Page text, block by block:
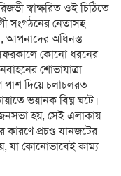
স্বাক্ষরিত ওই চিঠিতে
সংগঠনের নেতাসহ
আপনাদের অধিনস্ত
কোনো ধরনের
শোভাযাত্রা
পাশ দিয়ে চলাচলরত
ভয়ানক বিঘ্ন ঘটে।
হয়, সেই এলাকায়
প্রচণ্ড যানজটের
যা কোনোভাবেই কাম্য